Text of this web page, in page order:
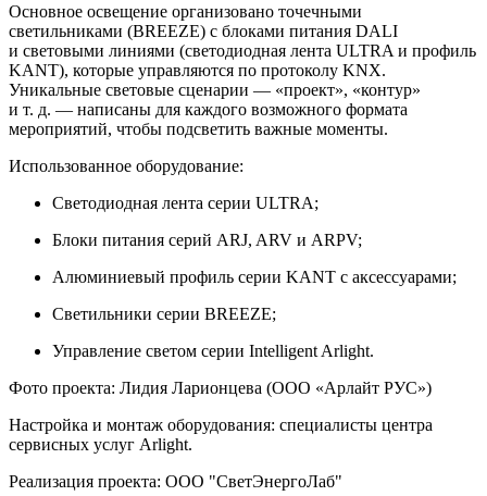
Основное освещение организовано точечными
светильниками (BREEZE) с блоками питания DALI
и световыми линиями (светодиодная лента ULTRA и профиль
KANT), которые управляются по протоколу KNX.
Уникальные световые сценарии — «проект», «контур»
и т. д. — написаны для каждого возможного формата
мероприятий, чтобы подсветить важные моменты.
Использованное оборудование:
Светодиодная лента серии ULTRA;
Блоки питания серий ARJ, ARV и ARPV;
Алюминиевый профиль серии KANT с аксессуарами;
Светильники серии BREEZE;
Управление светом серии Intelligent Arlight.
Фото проекта: Лидия Ларионцева (ООО «Арлайт РУС»)
Настройка и монтаж оборудования: специалисты центра
сервисных услуг Arlight.
Реализация проекта: ООО "СветЭнергоЛаб"